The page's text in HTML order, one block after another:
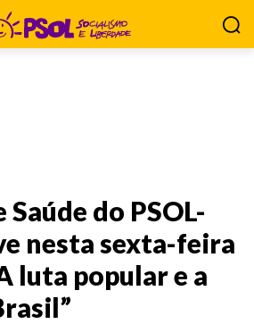
do PSOL-
nesta sexta-feira
luta popular e a